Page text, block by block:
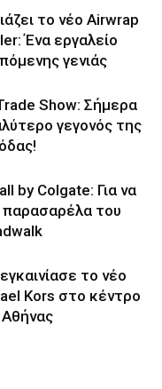
το νέο Airwrap
Ένα εργαλείο
γενιάς
Show: Σήμερα
γεγονός της
by Colgate: Για να
παρασαρέλα του
το νέο
Kors στο κέντρο